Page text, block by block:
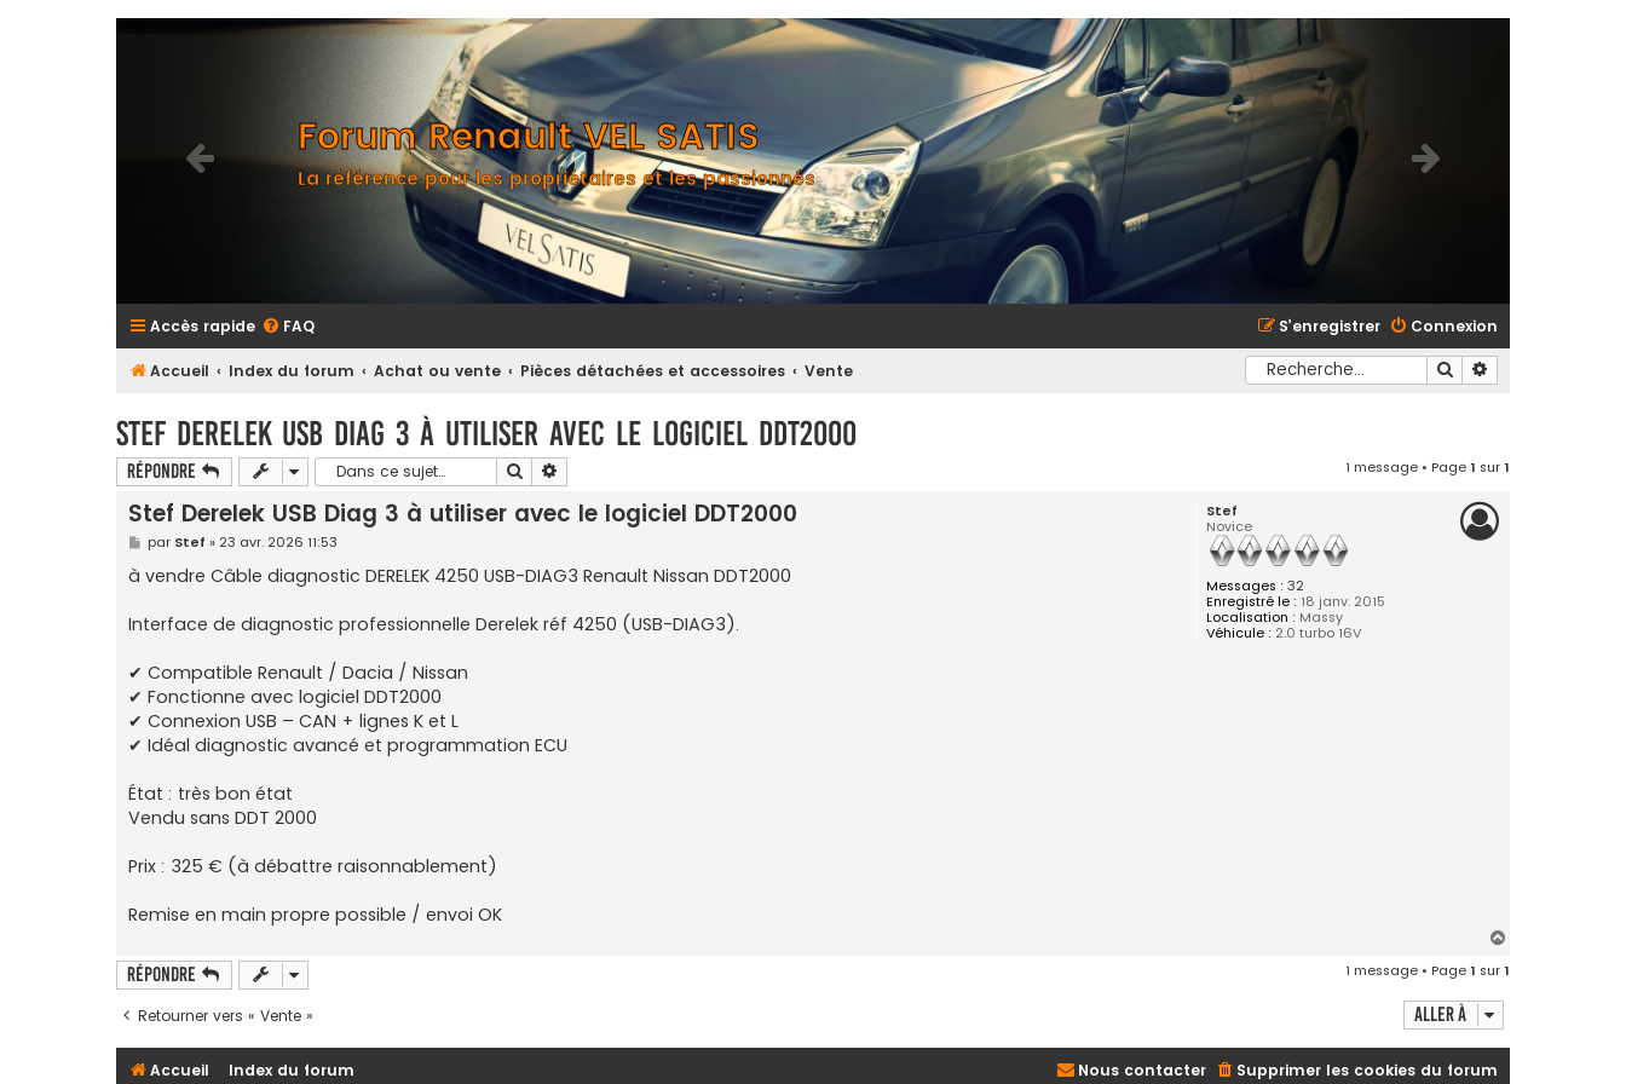
Forum Renault VEL SATIS
La référence pour les propriétaires et les passionnés
Accès rapide FAQ Connexion
S’enregistrer
Accueil Index du forum Achat ou vente Pièces détachées et accessoires Vente Rechercher
Stef Derelek USB Diag 3 à utiliser avec le logiciel DDT2000
Répondre Rechercher 1 message • Page1 sur1
Stef
Novice
Messages : 32
Enregistré le : 18 janv. 2015
Localisation : Massy
Véhicule : 2.0 turbo 16V
Stef Derelek USB Diag 3 à utiliser avec le logiciel DDT2000
M
e
s
s
g
e
par Stef » 23 avr. 2026 11:53
à vendre Câble diagnostic DERELEK 4250 USB-DIAG3 Renault Nissan DDT2000
Interface de diagnostic professionnelle Derelek réf 4250 (USB-DIAG3).
✔ Compatible Renault / Dacia / Nissan
✔ Fonctionne avec logiciel DDT2000
✔ Connexion USB – CAN + lignes K et L
✔ Idéal diagnostic avancé et programmation ECU
État : très bon état
Vendu sans DDT 2000
Prix : 325 € (à débattre raisonnablement)
Remise en main propre possible / envoi OK
Répondre 1 message • Page1 sur1
Retourner vers « Vente » Aller à
Accueil Index du forum Supprimer les cookies du forum
Nous contacter